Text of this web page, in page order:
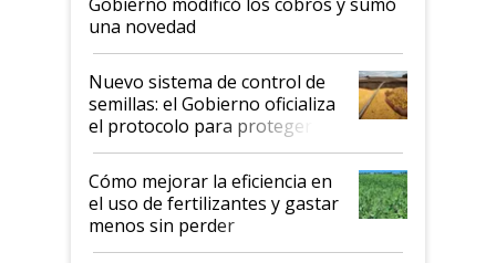
una novedad
Nuevo sistema de control de
semillas: el Gobierno oficializa
el protocolo para proteger la
propiedad intelectual
Cómo mejorar la eficiencia en
el uso de fertilizantes y gastar
menos sin perder
productividad en la campaña